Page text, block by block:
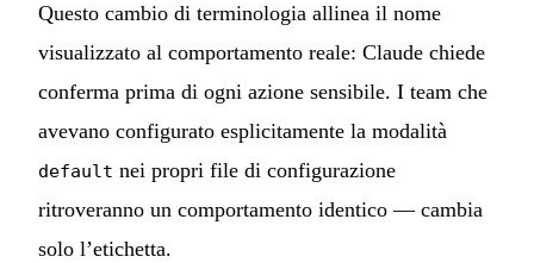
Questo cambio di terminologia allinea il nome
visualizzato al comportamento reale: Claude chiede
conferma prima di ogni azione sensibile. I team che
avevano configurato esplicitamente la modalità
default nei propri file di configurazione
ritroveranno un comportamento identico — cambia
solo l’etichetta.